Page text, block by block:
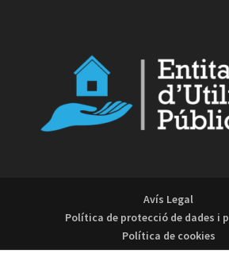
Avís Legal
Política de protecció de dades i
Política de cookies